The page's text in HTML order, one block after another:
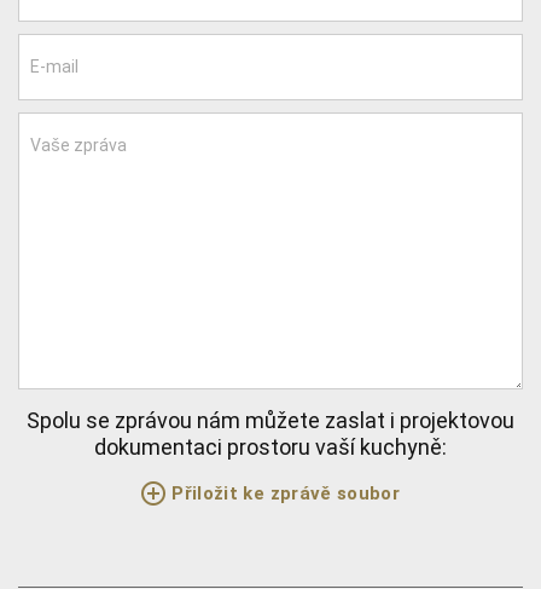
E-mail
Vaše zpráva
Spolu se zprávou nám můžete zaslat i projektovou
dokumentaci prostoru vaší kuchyně:
Přiložit ke zprávě soubor